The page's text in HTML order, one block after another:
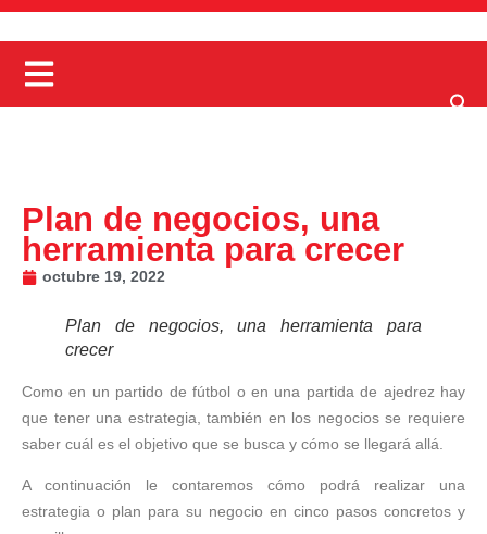
Plan de negocios, una
herramienta para crecer
octubre 19, 2022
Plan de negocios, una herramienta para
crecer
Como en un partido de fútbol o en una partida de ajedrez hay
que tener una estrategia, también en los negocios se requiere
saber cuál es el objetivo que se busca y cómo se llegará allá.
A continuación le contaremos cómo podrá realizar una
estrategia o plan para su negocio en cinco pasos concretos y